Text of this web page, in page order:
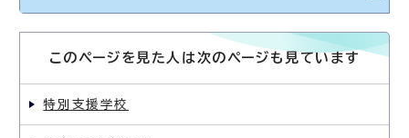
このページを見た人は次のページも見ています
特別支援学校